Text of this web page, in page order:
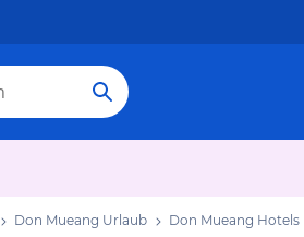
Don Mueang Urlaub Don Mueang Hotels